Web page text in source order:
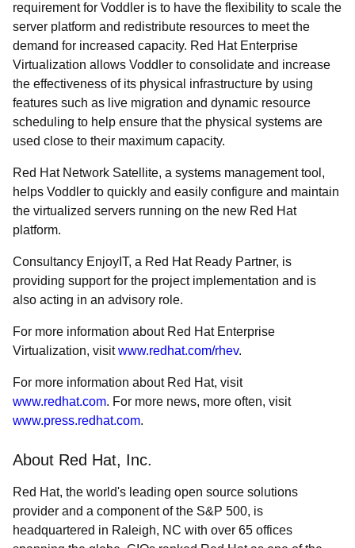
requirement for Voddler is to have the flexibility to scale the
server platform and redistribute resources to meet the
demand for increased capacity. Red Hat Enterprise
Virtualization allows Voddler to consolidate and increase
the effectiveness of its physical infrastructure by using
features such as live migration and dynamic resource
scheduling to help ensure that the physical systems are
used close to their maximum capacity.
Red Hat Network Satellite, a systems management tool,
helps Voddler to quickly and easily configure and maintain
the virtualized servers running on the new Red Hat
platform.
Consultancy EnjoyIT, a Red Hat Ready Partner, is
providing support for the project implementation and is
also acting in an advisory role.
For more information about Red Hat Enterprise
Virtualization, visitwww.redhat.com/rhev.
For more information about Red Hat, visit
www.redhat.com. For more news, more often, visit
www.press.redhat.com.
About Red Hat, Inc.
Red Hat, the world's leading open source solutions
provider and a component of the S&P 500, is
headquartered in Raleigh, NC with over 65 offices